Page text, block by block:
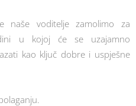
naše voditelje zamolimo za
u kojoj će se uzajamno
kao ključ dobre i uspješne